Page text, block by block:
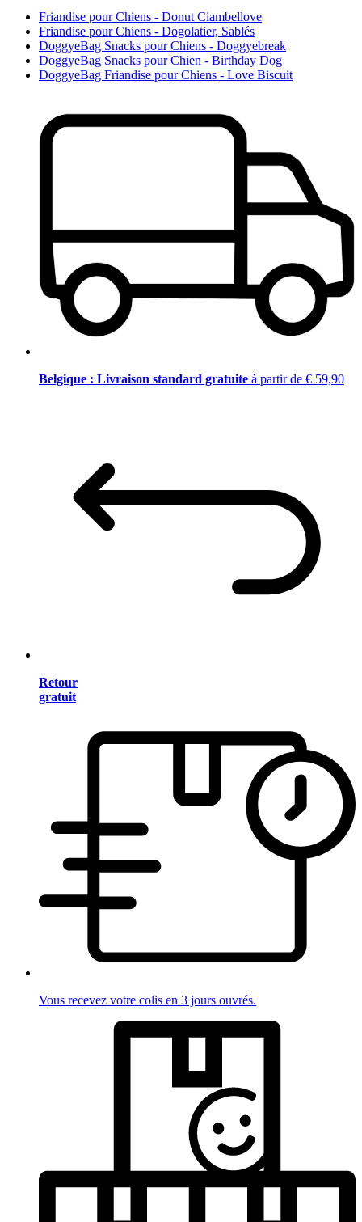
Friandise pour Chiens - Donut Ciambellove
Friandise pour Chiens - Dogolatier, Sablés
DoggyeBag Snacks pour Chiens - Doggyebreak
DoggyeBag Snacks pour Chien - Birthday Dog
DoggyeBag Friandise pour Chiens - Love Biscuit
Belgique : Livraison standard gratuite à partir de € 59,90
Retour
gratuit
Vous recevez votre colis en 3 jours ouvrés.